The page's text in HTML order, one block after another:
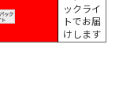
ックライ
トでお届
けします